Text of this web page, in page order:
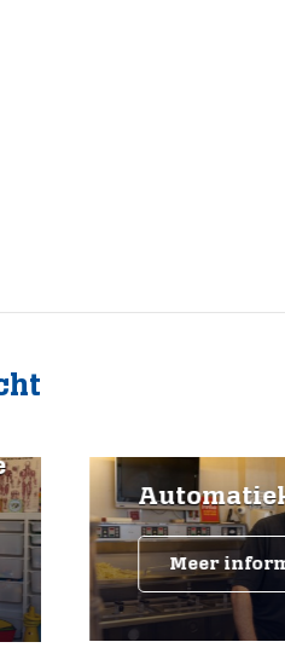
Automatiek Tigo
Meer informatie